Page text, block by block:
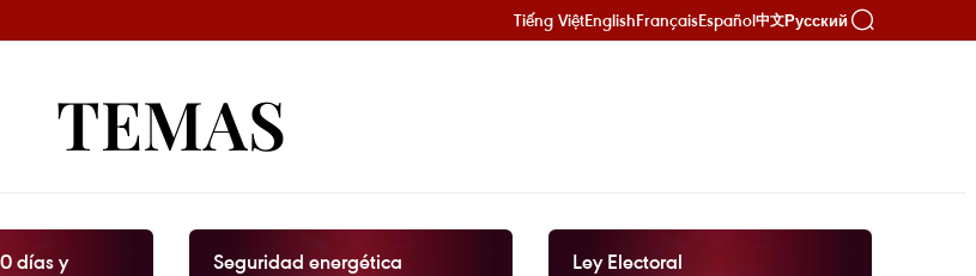
Tiếng ViệtEnglishFrançaisEspañol中文Русский
TEMAS
días y
Seguridad energética Ley Electoral